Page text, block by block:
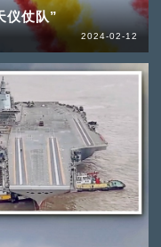
仪仗队”
2024-02-12